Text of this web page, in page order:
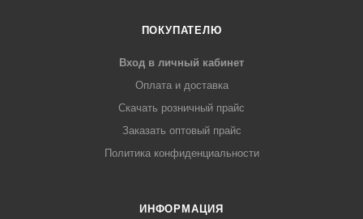
ПОКУПАТЕЛЮ
Вход в личный кабинет
Оплата и доставка
Скачать розничный прайс
Заказать оптовый прайс
Политика конфиденциальности
ИНФОРМАЦИЯ